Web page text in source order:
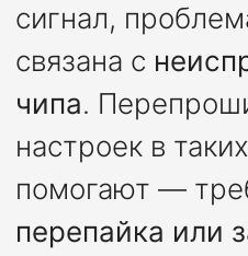
сигнал,
связана с
чипа.
настроек в
помогают —
перепайка или